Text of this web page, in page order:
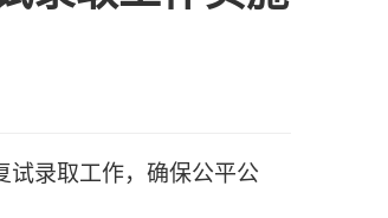
试录取工作，确保公平公